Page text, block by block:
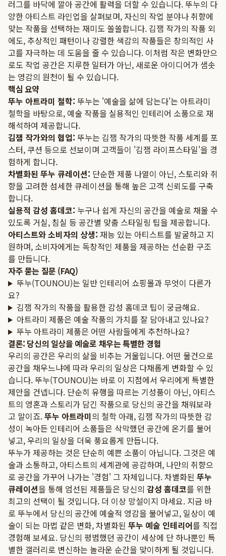
러그를 바닥에 깔아 공간에 활력을 더할 수 있습니다. 뚜누의 다
양한 아티스트 라인업을 살펴보며, 자신의 작업 분야나 취향에
맞는 작품을 선택하는 재미도 쏠쏠합니다. 김잼 작가의 작품 외
에도, 추상적인 패턴이나 강렬한 색감의 작품들은 창의적인 사
고를 자극하는 데 도움을 줄 수 있습니다. 이처럼 작은 변화만으
로도 작업 공간은 지루한 일터가 아닌, 새로운 아이디어가 샘솟
는 영감의 원천이 될 수 있습니다.
핵심 요약
뚜누 아트라미 철학: 뚜누는 '예술을 삶에 담는다'는 아트라미
철학을 바탕으로, 예술 작품을 실용적인 인테리어 소품으로 재
해석하여 제공합니다.
김잼 작가와의 협업: 뚜누는 김잼 작가의 따뜻한 작품 세계를 포
스터, 쿠션 등으로 선보이며 고객들이 '김잼 라이프스타일'을 경
험하게 합니다.
차별화된 뚜누 큐레이션: 단순한 제품 나열이 아닌, 스토리와 취
향을 고려한 섬세한 큐레이션을 통해 높은 고객 신뢰도를 구축
합니다.
실용적 감성 홈데코: 누구나 쉽게 자신의 공간을 예술로 채울 수
있도록 거실, 침실 등 공간별 맞춤 스타일링 팁을 제공합니다.
아티스트와 소비자의 상생: 재능 있는 아티스트를 발굴하고 지
원하며, 소비자에게는 독창적인 제품을 제공하는 선순환 구조
를 만듭니다.
자주 묻는 질문 (FAQ)
뚜누(TOUNOU)는 일반 인테리어 쇼핑몰과 무엇이 다른가
요?
김잼 작가의 작품을 활용한 감성 홈데코 팁이 궁금해요.
아트라미 제품은 예술 작품의 가치를 잘 담아내고 있나요?
뚜누 아트라미 제품은 어떤 사람들에게 추천하나요?
결론: 당신의 일상을 예술로 채우는 특별한 경험
우리의 공간은 우리의 삶을 비추는 거울입니다. 어떤 물건으로
공간을 채우느냐에 따라 우리의 일상은 다채롭게 변화할 수 있
습니다. 뚜누(TOUNOU)는 바로 이 지점에서 우리에게 특별한
제안을 건넵니다. 단순히 유행을 따르는 기성품이 아닌, 아티스
트의 영혼과 스토리가 담긴 작품으로 당신의 공간을 채워보라
고 말이죠.뚜누 아트라미의 철학 아래, 김잼 작가의 따뜻한 감
성이 녹아든 인테리어 소품들은 삭막했던 공간에 온기를 불어
넣고, 우리의 일상을 더욱 풍요롭게 만듭니다.
뚜누가 제공하는 것은 단순히 예쁜 소품이 아닙니다. 그것은 예
술과 소통하고, 아티스트의 세계관에 공감하며, 나만의 취향으
로 공간을 가꾸어 나가는 '경험' 그 자체입니다. 차별화된 뚜누
큐레이션을 통해 엄선된 제품들은 당신의 감성 홈데코를 위한
최고의 선택이 될 것입니다. 더 이상 망설이지 마세요. 지금 바
로 뚜누에서 당신의 공간에 예술적 영감을 불어넣고, 일상이 예
술이 되는 마법 같은 변화, 차별화된 뚜누 예술 인테리어를 직접
경험해 보세요. 당신의 평범했던 공간이 세상에 단 하나뿐인 특
별한 갤러리로 변신하는 놀라운 순간을 맞이하게 될 것입니다.